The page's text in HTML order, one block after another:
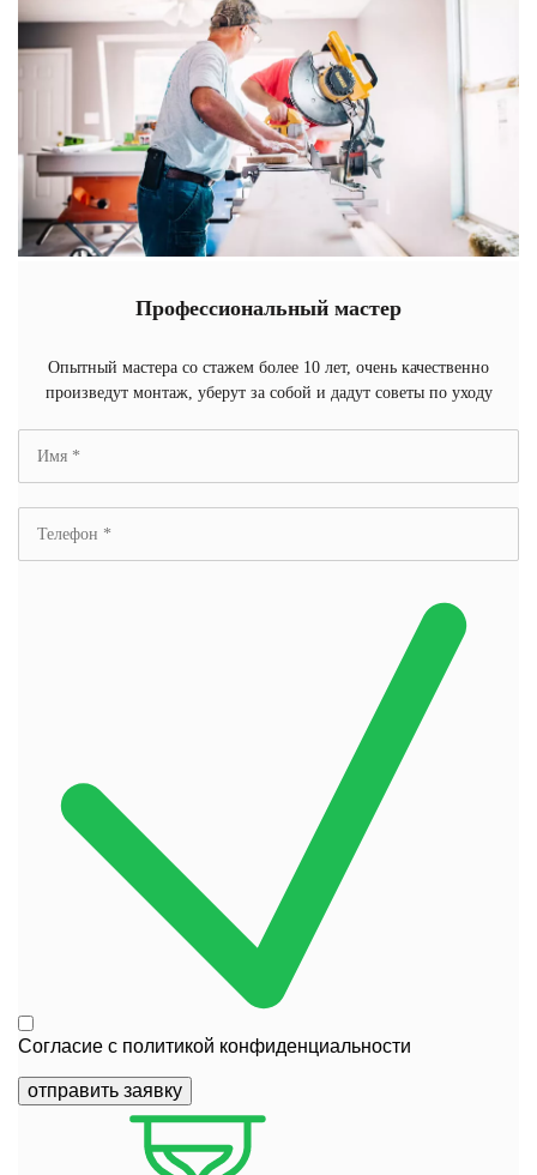
Профессиональный мастер
Опытный мастера со стажем более 10 лет, очень качественно
произведут монтаж, уберут за собой и дадут советы по уходу
Согласие с политикой конфиденциальности
отправить заявку